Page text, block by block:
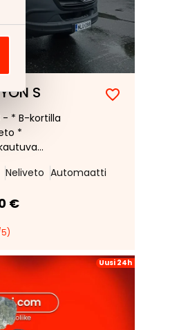
S
- * B-kortilla
*
Neliveto Automaatti
€
5)
Uusi 24h